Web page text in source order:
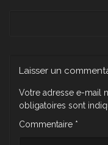
Laisser un
Votre adresse e-mail
obligatoires sont
Commentaire *